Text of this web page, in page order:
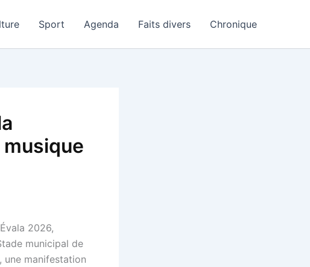
Sport Agenda Faits divers Chronique
2026,
municipal de
, une manifestation